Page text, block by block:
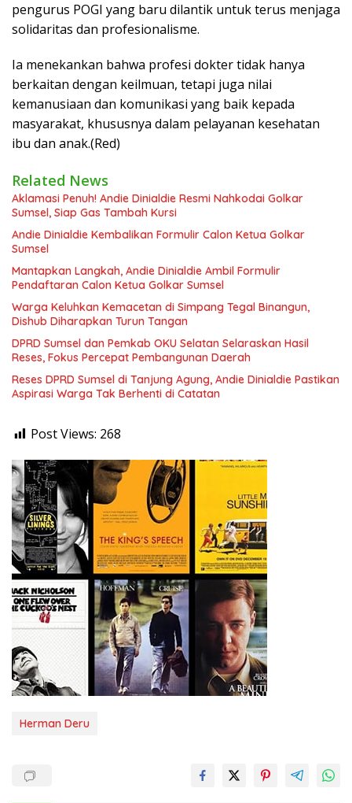
pengurus POGI yang baru dilantik untuk terus menjaga
solidaritas dan profesionalisme.
Ia menekankan bahwa profesi dokter tidak hanya
berkaitan dengan keilmuan, tetapi juga nilai
kemanusiaan dan komunikasi yang baik kepada
masyarakat, khususnya dalam pelayanan kesehatan
ibu dan anak.(Red)
Related News
Aklamasi Penuh! Andie Dinialdie Resmi Nahkodai Golkar
Sumsel, Siap Gas Tambah Kursi
Andie Dinialdie Kembalikan Formulir Calon Ketua Golkar
Sumsel
Mantapkan Langkah, Andie Dinialdie Ambil Formulir
Pendaftaran Calon Ketua Golkar Sumsel
Warga Keluhkan Kemacetan di Simpang Tegal Binangun,
Dishub Diharapkan Turun Tangan
DPRD Sumsel dan Pemkab OKU Selatan Selaraskan Hasil
Reses, Fokus Percepat Pembangunan Daerah
Reses DPRD Sumsel di Tanjung Agung, Andie Dinialdie Pastikan
Aspirasi Warga Tak Berhenti di Catatan
Post Views: 268
Herman Deru